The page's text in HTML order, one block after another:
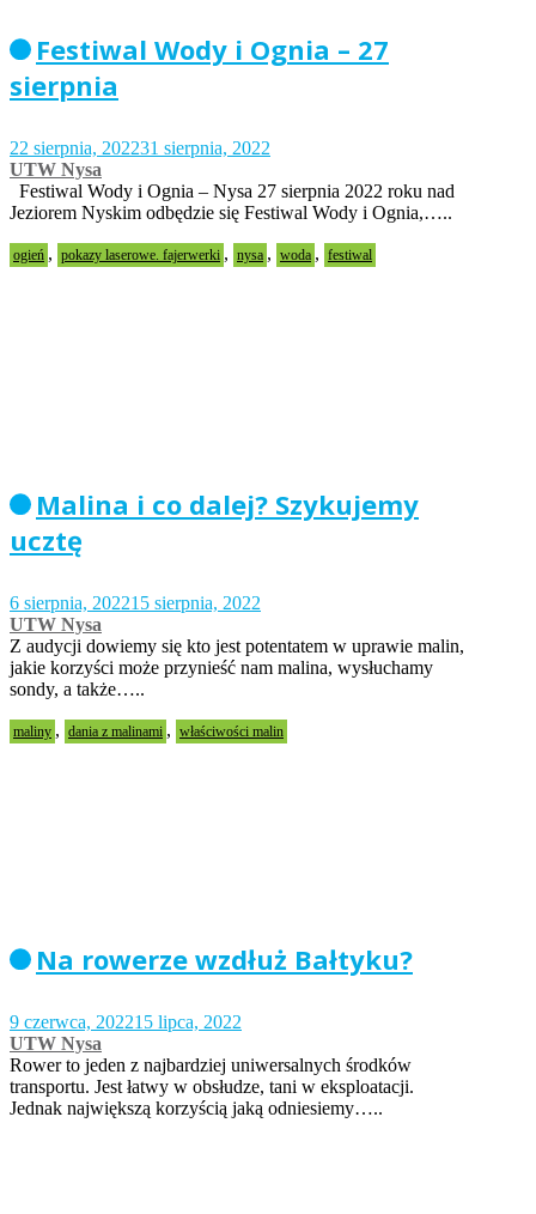
Festiwal Wody i Ognia – 27
sierpnia
22 sierpnia, 202231 sierpnia, 2022
UTW Nysa
Festiwal Wody i Ognia – Nysa 27 sierpnia 2022 roku nad
Jeziorem Nyskim odbędzie się Festiwal Wody i Ognia,…..
ogień , pokazy laserowe. fajerwerki , nysa , woda , festiwal
Malina i co dalej? Szykujemy
ucztę
6 sierpnia, 202215 sierpnia, 2022
UTW Nysa
Z audycji dowiemy się kto jest potentatem w uprawie malin,
jakie korzyści może przynieść nam malina, wysłuchamy
sondy, a także…..
maliny , dania z malinami , właściwości malin
Na rowerze wzdłuż Bałtyku?
9 czerwca, 202215 lipca, 2022
UTW Nysa
Rower to jeden z najbardziej uniwersalnych środków
transportu. Jest łatwy w obsłudze, tani w eksploatacji.
Jednak największą korzyścią jaką odniesiemy…..